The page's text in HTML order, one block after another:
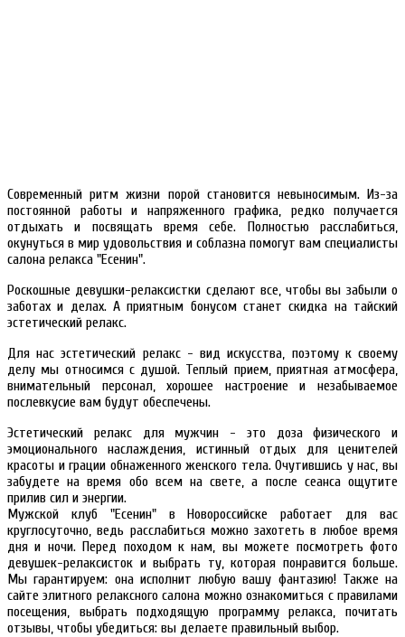
Современный ритм жизни порой становится невыносимым. Из-за
постоянной работы и напряженного графика, редко получается
отдыхать и посвящать время себе. Полностью расслабиться,
окунуться в мир удовольствия и соблазна помогут вам специалисты
салона релакса "Есенин".
Роскошные девушки-релаксистки сделают все, чтобы вы забыли о
заботах и делах. А приятным бонусом станет скидка на тайский
эстетический релакс.
Для нас эстетический релакс - вид искусства, поэтому к своему
делу мы относимся с душой. Теплый прием, приятная атмосфера,
внимательный персонал, хорошее настроение и незабываемое
послевкусие вам будут обеспечены.
Эстетический релакс для мужчин - это доза физического и
эмоционального наслаждения, истинный отдых для ценителей
красоты и грации обнаженного женского тела. Очутившись у нас, вы
забудете на время обо всем на свете, а после сеанса ощутите
прилив сил и энергии.
Мужской клуб "Есенин" в Новороссийске работает для вас
круглосуточно, ведь расслабиться можно захотеть в любое время
дня и ночи. Перед походом к нам, вы можете посмотреть фото
девушек-релаксисток и выбрать ту, которая понравится больше.
Мы гарантируем: она исполнит любую вашу фантазию! Также на
сайте элитного релаксного салона можно ознакомиться с правилами
посещения, выбрать подходящую программу релакса, почитать
отзывы, чтобы убедиться: вы делаете правильный выбор.